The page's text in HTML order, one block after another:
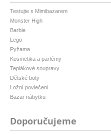
Testujte s Mimibazarem
Monster High
Barbie
Lego
Pyžama
Kosmetika a parfémy
Teplákové soupravy
Dětské boty
Ložní povlečení
Bazar nábytku
Doporučujeme